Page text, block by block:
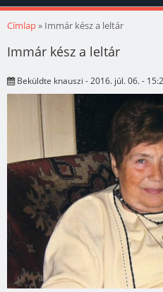
Jelenlegi hely
Címlap» Immár kész a leltár
Immár kész a leltár
Beküldte knauszi - 2016. júl. 06. -